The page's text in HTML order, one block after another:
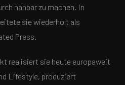
nahbar zu machen. In
sie wiederholt als
Press.
realisiert sie heute europaweit
Lifestyle, produziert